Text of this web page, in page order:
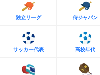
独立リーグ 侍ジャパン
サッカー代表 高校年代